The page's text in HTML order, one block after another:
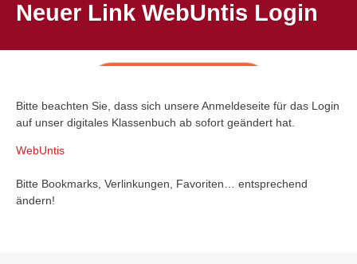
Neuer Link WebUntis Login
Bitte beachten Sie, dass sich unsere Anmeldeseite für das Login
auf unser digitales Klassenbuch ab sofort geändert hat.
WebUntis
Bitte Bookmarks, Verlinkungen, Favoriten… entsprechend
ändern!